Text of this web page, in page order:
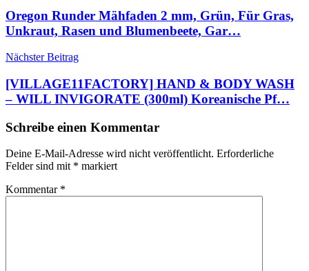
Oregon Runder Mähfaden 2 mm, Grün, Für Gras,
Unkraut, Rasen und Blumenbeete, Gar…
Nächster Beitrag
[VILLAGE11FACTORY] HAND & BODY WASH
– WILL INVIGORATE (300ml) Koreanische Pf…
Schreibe einen Kommentar
Deine E-Mail-Adresse wird nicht veröffentlicht. Erforderliche
Felder sind mit * markiert
Kommentar *